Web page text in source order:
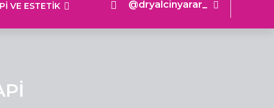
VE ESTETIK @dryalcinyarar_